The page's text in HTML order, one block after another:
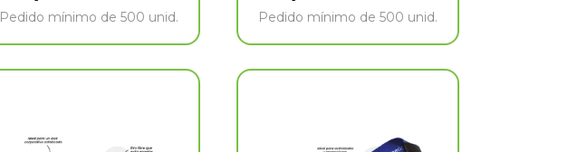
Pedido mínimo de 500 unid. Pedido mínimo de 500 unid.